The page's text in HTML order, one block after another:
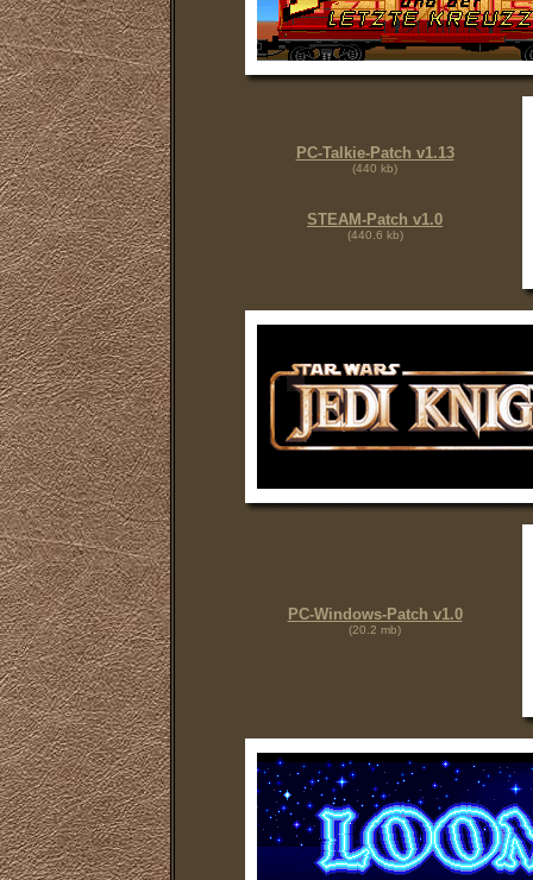
PC-Talkie-Patch v1.13
(440 kb)
STEAM-Patch v1.0
(440.6 kb)
PC-Windows-Patch v1.0
(20.2 mb)